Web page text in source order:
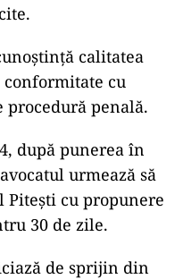
calitatea
cu
procedură penală.
după punerea în
urmează să
Pitești cu propunere
30 de zile.
de sprijin din